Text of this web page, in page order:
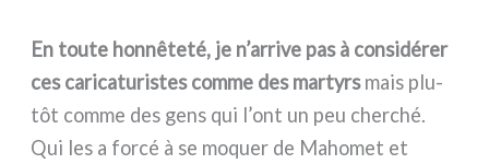
En tou­te hon­nê­te­té, je n’arrive pas à con­si­dé­rer
ces cari­ca­tu­ri­stes com­me des mar­tyrsmais plu­
tôt com­me des gens qui l’ont un peu cher­ché.
Qui les a for­cé à se moquer de Mahomet et